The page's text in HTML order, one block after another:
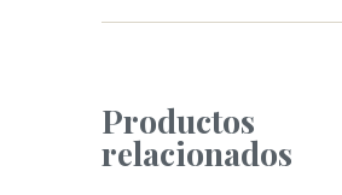
Productos
relacionados